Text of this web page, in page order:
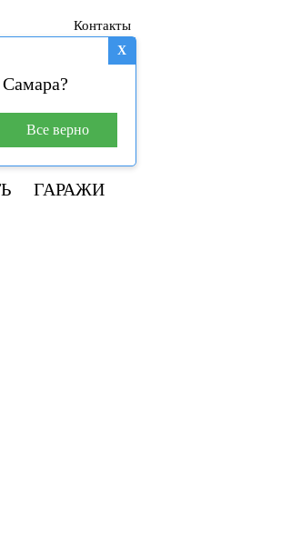
Контакты
покупателей (601)
+7 917 145-78-45
ГАРАЖИ
X
Все верно